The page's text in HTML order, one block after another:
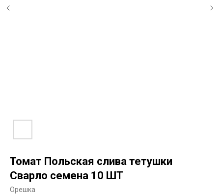
Томат Польская слива тетушки
Сварло семена 10 ШТ
Орешка